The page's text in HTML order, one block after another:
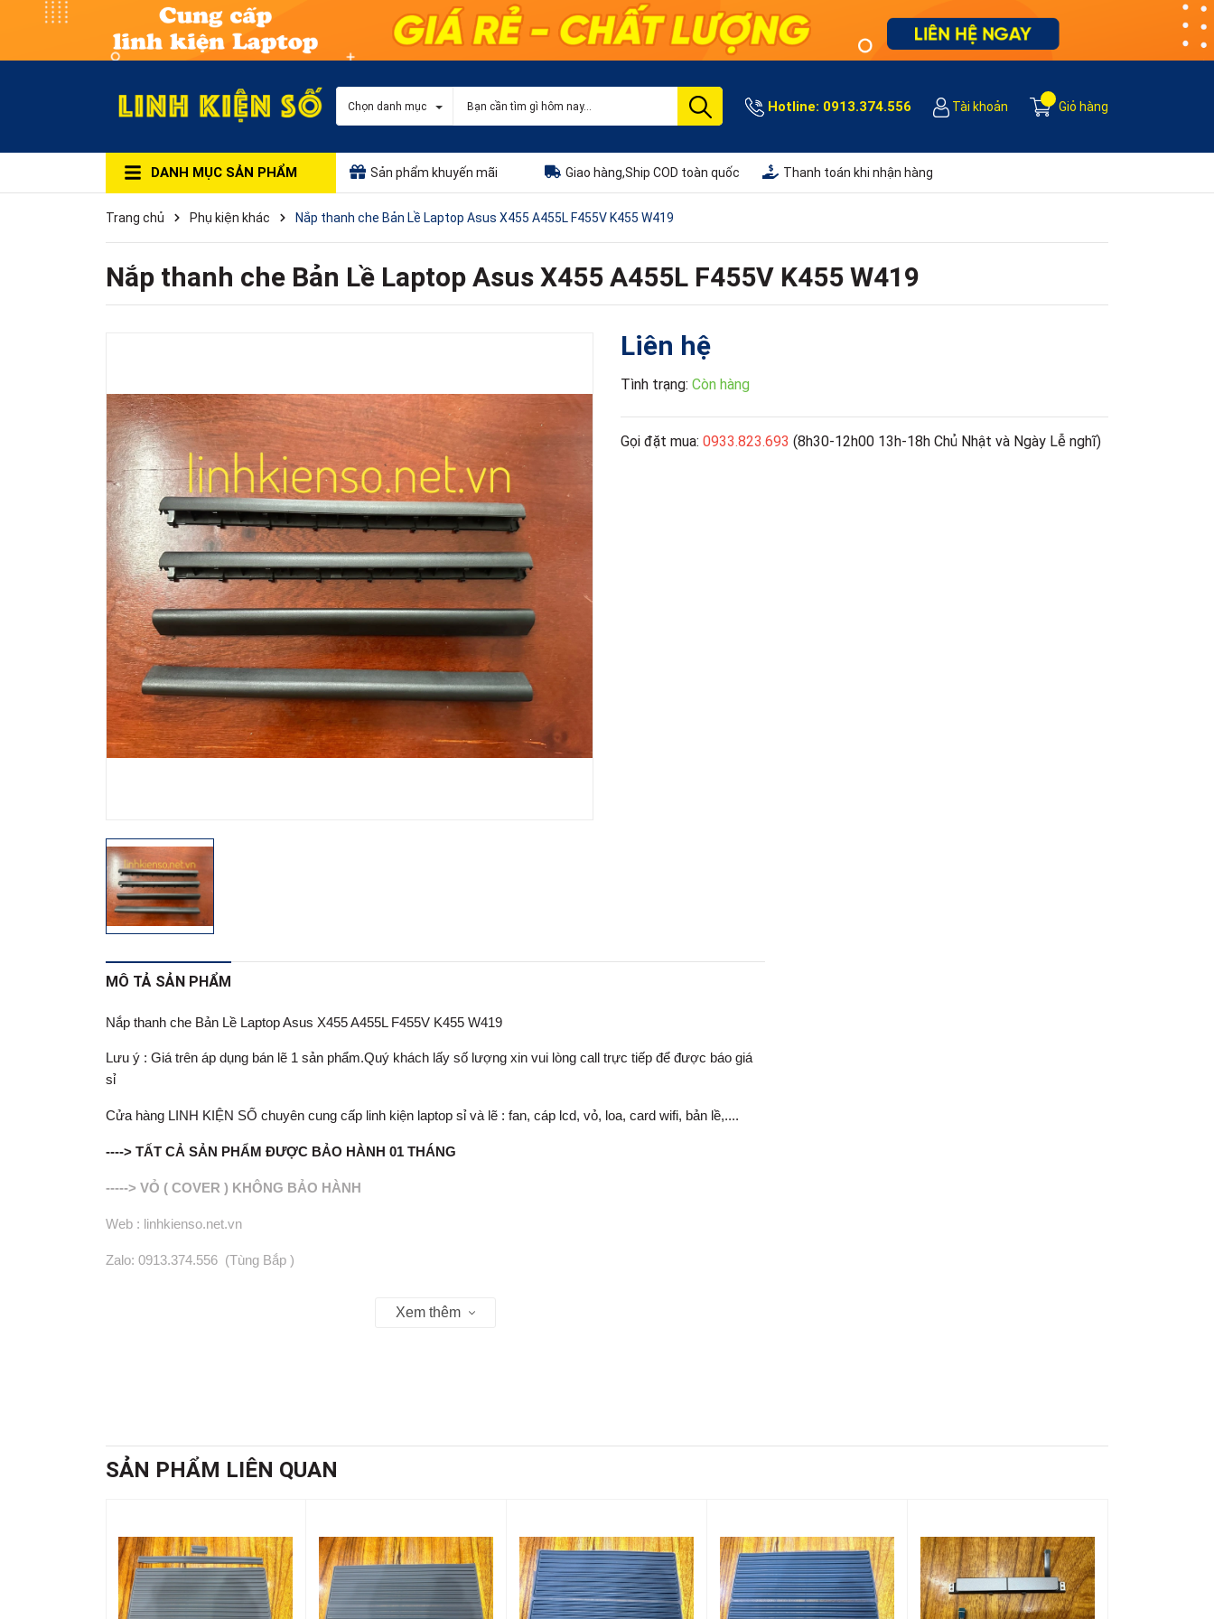
Chọn danh mục Hotline: 0913.374.556 Tài khoản Giỏ hàng
DANH MỤC SẢN PHẨM Sản phẩm khuyến mãi Giao hàng,Ship COD toàn quốc Thanh toán khi nhận hàng
Trang chủ Phụ kiện khác Nắp thanh che Bản Lề Laptop Asus X455 A455L F455V K455 W419
Nắp thanh che Bản Lề Laptop Asus X455 A455L F455V K455 W419
Liên hệ
Tình trạng: Còn hàng
Gọi đặt mua: 0933.823.693 (8h30-12h00 13h-18h Chủ Nhật và Ngày Lễ nghĩ)
MÔ TẢ SẢN PHẨM
Nắp thanh che Bản Lề Laptop Asus X455 A455L F455V K455 W419
Lưu ý : Giá trên áp dụng bán lẽ 1 sản phẩm.Quý khách lấy số lượng xin vui lòng call trực tiếp để được báo giá
sỉ
Cửa hàng LINH KIỆN SỐ chuyên cung cấp linh kiện laptop sỉ và lẽ : fan, cáp lcd, vỏ, loa, card wifi, bản lề,....
----> TẤT CẢ SẢN PHẨM ĐƯỢC BẢO HÀNH 01 THÁNG
-----> VỎ ( COVER ) KHÔNG BẢO HÀNH
Web : linhkienso.net.vn
Zalo: 0913.374.556 (Tùng Bắp )
Xem thêm
SẢN PHẨM LIÊN QUAN